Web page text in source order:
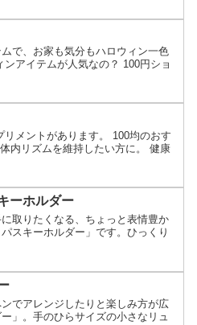
で、お家も気分もハロウィン一色
アイテムが人気なの？ 100円ショ
メントがあります。 100均のおす
内リズムを維持したい方に。 健康
ーホルダー
取りたくなる、ちょっと表情豊か
スキーホルダー」です。ひっくり
でアレンジしたりと楽しみ方が広
」。手のひらサイズの小さなリュ